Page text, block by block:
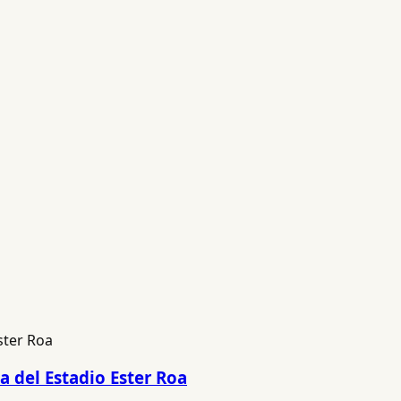
del Estadio Ester Roa